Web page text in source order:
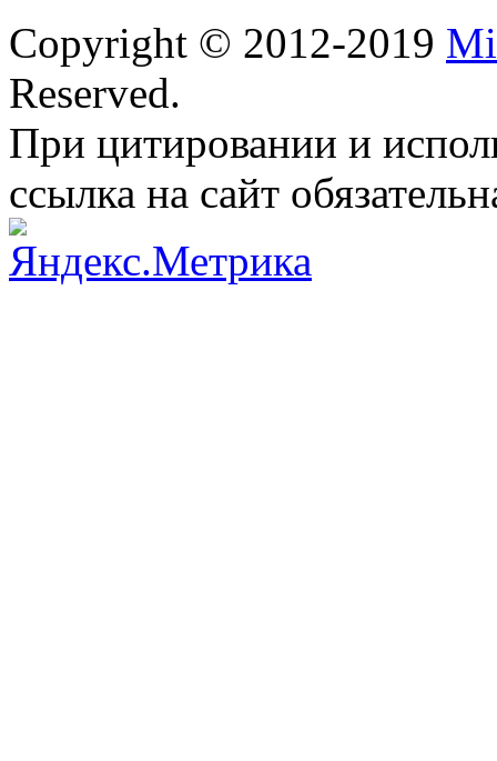
Copyright © 2012-2019
Reserved.
При цитировании и
ссылка на сайт